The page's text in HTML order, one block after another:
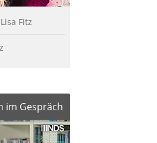
Fitz
im Gespräch